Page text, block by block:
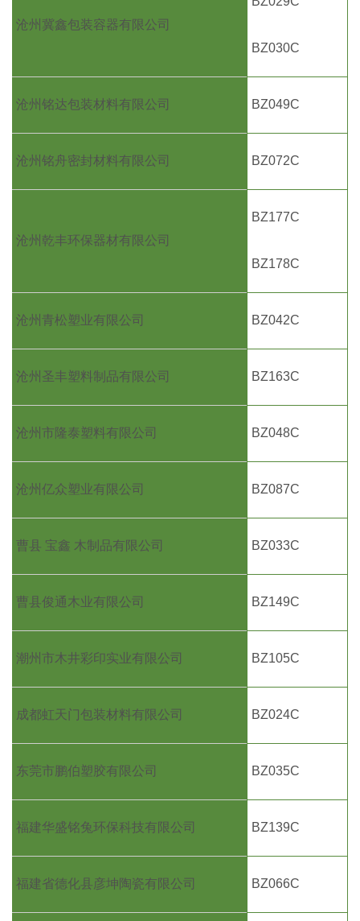
沧州冀鑫包装容器有限公司
BZ030C
沧州铭达包装材料有限公司 BZ049C
沧州铭舟密封材料有限公司 BZ072C
沧州乾丰环保器材有限公司
BZ177C
BZ178C
沧州青松塑业有限公司 BZ042C
沧州圣丰塑料制品有限公司 BZ163C
沧州市隆泰塑料有限公司 BZ048C
沧州亿众塑业有限公司 BZ087C
曹县 宝鑫 木制品有限公司 BZ033C
曹县俊通木业有限公司 BZ149C
潮州市木井彩印实业有限公司 BZ105C
成都虹天门包装材料有限公司 BZ024C
东莞市鹏伯塑胶有限公司 BZ035C
福建华盛铭兔环保科技有限公司 BZ139C
福建省德化县彦坤陶瓷有限公司 BZ066C